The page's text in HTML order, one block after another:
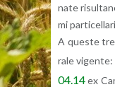
na­te
mi
A que­ste
ra­le vi­gen­te:
04.14ex